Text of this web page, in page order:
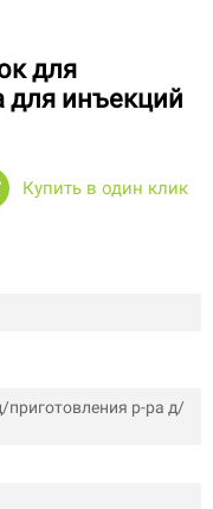
для
для инъекций
Купить в один клик
приготовления р-ра д/